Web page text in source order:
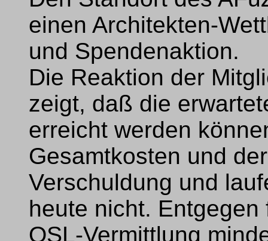
einen Architekten-
und Spendenaktion.
Die Reaktion der
zeigt, daß die
erreicht werden
Gesamtkosten und
Verschuldung und
heute nicht.
QSL-Vermittlung